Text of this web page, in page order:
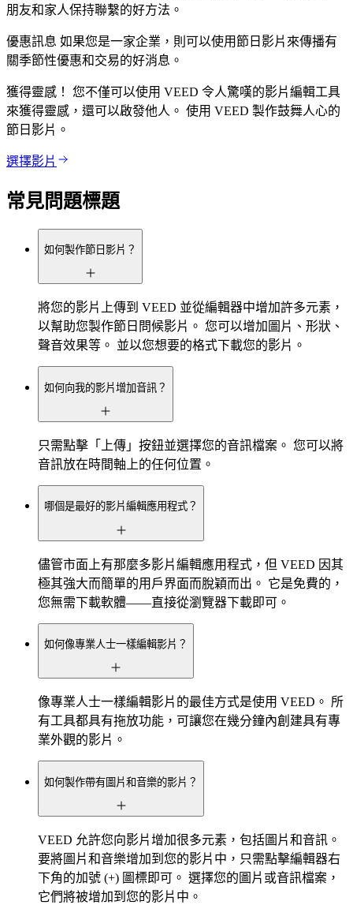
朋友和家人保持聯繫的好方法。
優惠訊息 如果您是一家企業，則可以使用節日影片來傳播有
關季節性優惠和交易的好消息。
獲得靈感！ 您不僅可以使用 VEED 令人驚嘆的影片編輯工具
來獲得靈感，還可以啟發他人。 使用 VEED 製作鼓舞人心的
節日影片。
選擇影片
常見問題標題
如何製作節日影片？
將您的影片上傳到 VEED 並從編輯器中增加許多元素，
以幫助您製作節日問候影片。 您可以增加圖片、形狀、
聲音效果等。 並以您想要的格式下載您的影片。
如何向我的影片增加音訊？
只需點擊「上傳」按鈕並選擇您的音訊檔案。 您可以將
音訊放在時間軸上的任何位置。
哪個是最好的影片編輯應用程式？
儘管市面上有那麼多影片編輯應用程式，但 VEED 因其
極其強大而簡單的用戶界面而脫穎而出。 它是免費的，
您無需下載軟體——直接從瀏覽器下載即可。
如何像專業人士一樣編輯影片？
像專業人士一樣編輯影片的最佳方式是使用 VEED。 所
有工具都具有拖放功能，可讓您在幾分鐘內創建具有專
業外觀的影片。
如何製作帶有圖片和音樂的影片？
VEED 允許您向影片增加很多元素，包括圖片和音訊。
要將圖片和音樂增加到您的影片中，只需點擊編輯器右
下角的加號 (+) 圖標即可。 選擇您的圖片或音訊檔案，
它們將被增加到您的影片中。